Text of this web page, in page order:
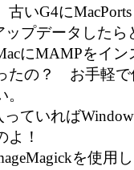
いG4に
ップデータした
にMAMPをイ
たの？ お手軽で
ていれば
よ！
を使用